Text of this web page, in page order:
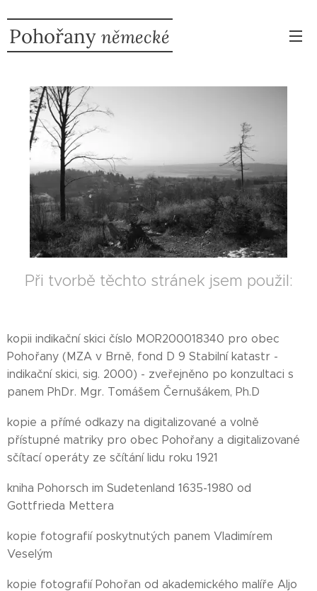
Pohořany německé
Při tvorbě těchto stránek jsem použil:
kopii indikační skici číslo MOR200018340 pro obec
Pohořany (MZA v Brně, fond D 9 Stabilní katastr -
indikační skici, sig. 2000) - zveřejněno po konzultaci s
panem PhDr. Mgr. Tomášem Černušákem, Ph.D
kopie a přímé odkazy na digitalizované a volně
přístupné matriky pro obec Pohořany a digitalizované
sčítací operáty ze sčítání lidu roku 1921
kniha Pohorsch im Sudetenland 1635-1980 od
Gottfrieda Mettera
kopie fotografií poskytnutých panem Vladimírem
Veselým
kopie fotografií Pohořan od akademického malíře Aljo